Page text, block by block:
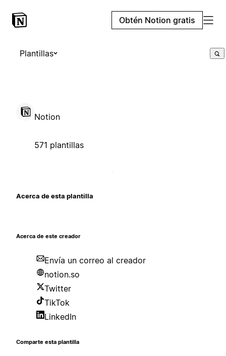
Obtén Notion gratis
Plantillas
Notion
571 plantillas
Acerca de esta plantilla
Acerca de este creador
Envía un correo al creador
notion.so
Twitter
TikTok
LinkedIn
Comparte esta plantilla